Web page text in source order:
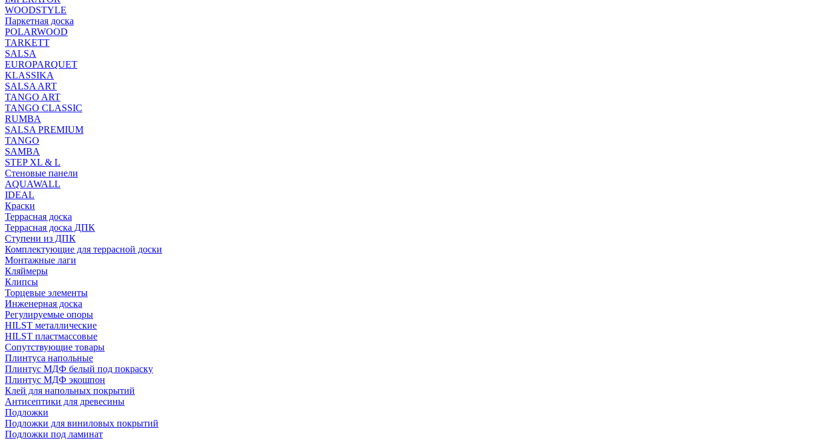
WOODSTYLE
Паркетная доска
POLARWOOD
TARKETT
SALSA
EUROPARQUET
KLASSIKA
SALSA ART
TANGO ART
TANGO CLASSIC
RUMBA
SALSA PREMIUM
TANGO
SAMBA
STEP XL & L
Стеновые панели
AQUAWALL
IDEAL
Краски
Террасная доска
Террасная доска ДПК
Ступени из ДПК
Комплектующие для террасной доски
Монтажные лаги
Кляймеры
Клипсы
Торцевые элементы
Инженерная доска
Регулируемые опоры
HILST металлические
HILST пластмассовые
Сопутствующие товары
Плинтуса напольные
Плинтус МДФ белый под покраску
Плинтус МДФ экошпон
Клей для напольных покрытий
Антисептики для древесины
Подложки
Подложки для виниловых покрытий
Подложки под ламинат